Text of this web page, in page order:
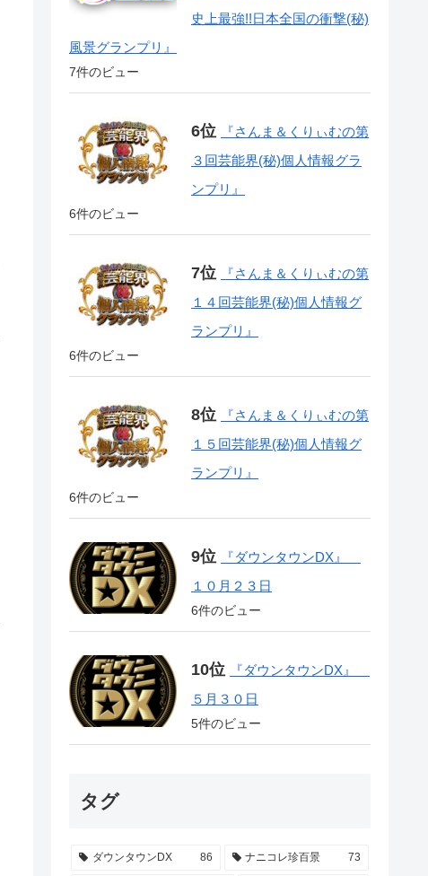
史上最強!!日本全国の衝撃(秘)
風景グランプリ』
7件のビュー
『さんま＆くりぃむの第
３回芸能界(秘)個人情報グラ
ンプリ』
6件のビュー
『さんま＆くりぃむの第
１４回芸能界(秘)個人情報グ
ランプリ』
6件のビュー
『さんま＆くりぃむの第
１５回芸能界(秘)個人情報グ
ランプリ』
6件のビュー
『ダウンタウンDX』
１０月２３日
6件のビュー
『ダウンタウンDX』
５月３０日
5件のビュー
タグ
ダウンタウンDX 86 ナニコレ珍百景 73